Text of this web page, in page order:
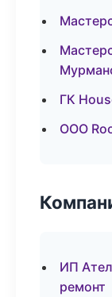
ГК
ООО
ИП
ремонт